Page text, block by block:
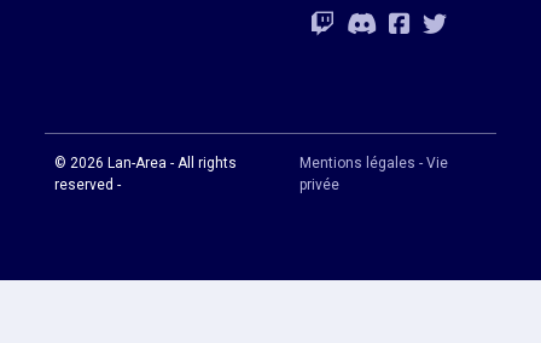
Rejoignez-
Rejoignez-
Rejoignez-
Rejoignez-
© 2026 Lan-Area - All rights
reserved -
Mentions légales - Vie
privée